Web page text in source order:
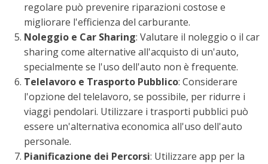
regolare può prevenire riparazioni costose e
migliorare l'efficienza del carburante.
Noleggio e Car Sharing: Valutare il noleggio o il car
sharing come alternative all'acquisto di un'auto,
specialmente se l'uso dell'auto non è frequente.
Telelavoro e Trasporto Pubblico: Considerare
l'opzione del telelavoro, se possibile, per ridurre i
viaggi pendolari. Utilizzare i trasporti pubblici può
essere un'alternativa economica all'uso dell'auto
personale.
Pianificazione dei Percorsi: Utilizzare app per la